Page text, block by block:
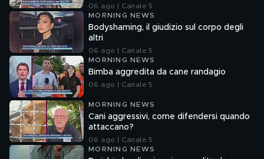
06 ago | Canale 5
MORNING NEWS
Bodyshaming, il giudizio sul corpo degli
altri
06 ago | Canale 5
MORNING NEWS
Bimba aggredita da cane randagio
06 ago | Canale 5
MORNING NEWS
Cani aggressivi, come difendersi quando
attaccano?
06 ago | Canale 5
MORNING NEWS